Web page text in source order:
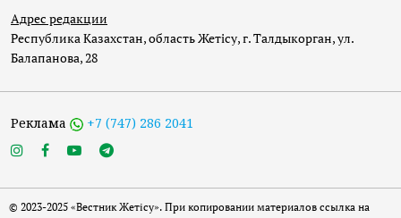
Адрес редакции
Республика Казахстан, область Жетісу, г. Талдыкорган, ул.
Балапанова, 28
Реклама +7 (747) 286 2041
© 2023-2025 «Вестник Жетісу». При копировании материалов ссылка на